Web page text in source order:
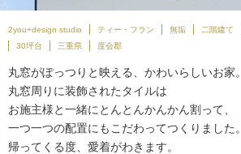
2you+design studio ティー・フラン 無垢 二階建て
30坪台
三重県 度会郡
丸窓がぽっつりと映える、かわいらしいお家。
丸窓周りに装飾されたタイルは
お施主様と一緒にとんとんかんかん割って、
一つ一つの配置にもこだわってつくりました。
帰ってくる度、愛着がわきます。